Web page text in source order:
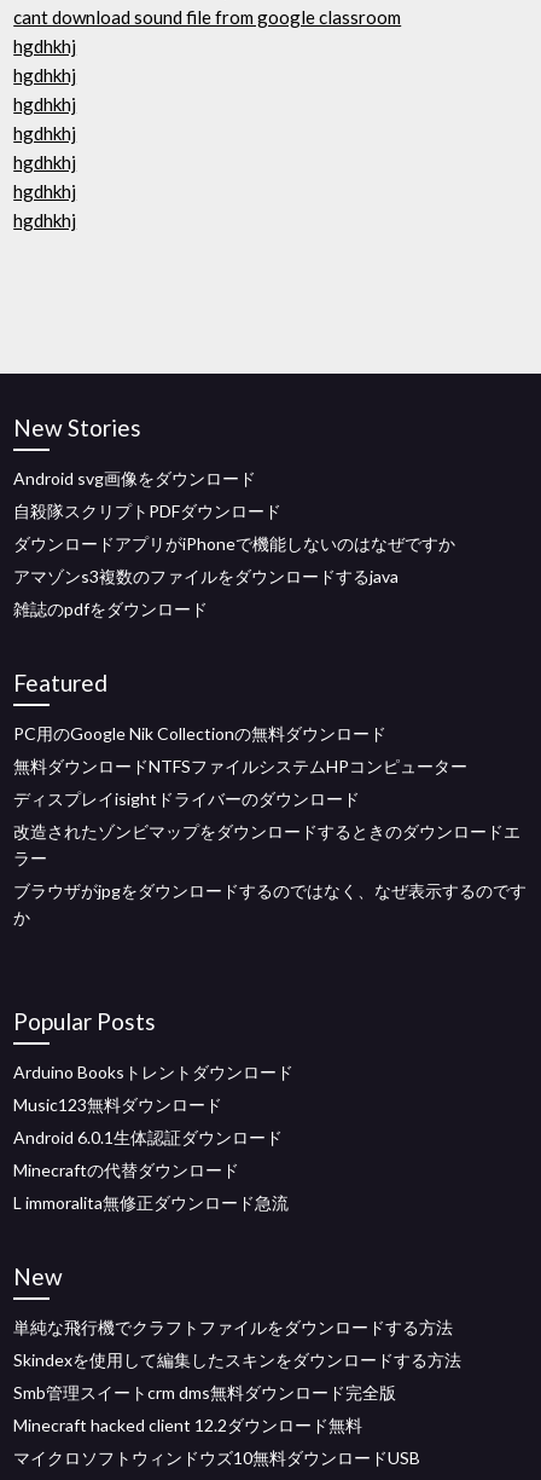
cant download sound file from google classroom
hgdhkhj
hgdhkhj
hgdhkhj
hgdhkhj
hgdhkhj
hgdhkhj
hgdhkhj
New Stories
Android svg画像をダウンロード
自殺隊スクリプトPDFダウンロード
ダウンロードアプリがiPhoneで機能しないのはなぜですか
アマゾンs3複数のファイルをダウンロードするjava
雑誌のpdfをダウンロード
Featured
PC用のGoogle Nik Collectionの無料ダウンロード
無料ダウンロードNTFSファイルシステムHPコンピューター
ディスプレイisightドライバーのダウンロード
改造されたゾンビマップをダウンロードするときのダウンロードエ
ラー
ブラウザがjpgをダウンロードするのではなく、なぜ表示するのです
か
Popular Posts
Arduino Booksトレントダウンロード
Music123無料ダウンロード
Android 6.0.1生体認証ダウンロード
Minecraftの代替ダウンロード
L immoralita無修正ダウンロード急流
New
単純な飛行機でクラフトファイルをダウンロードする方法
Skindexを使用して編集したスキンをダウンロードする方法
Smb管理スイートcrm dms無料ダウンロード完全版
Minecraft hacked client 12.2ダウンロード無料
マイクロソフトウィンドウズ10無料ダウンロードUSB